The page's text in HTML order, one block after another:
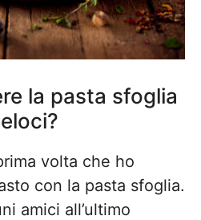
la pasta sfoglia
volta che ho
con la pasta sfoglia.
amici all’ultimo